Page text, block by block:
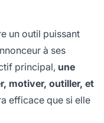
un outil puissant
à ses
principal, une
motiver, outiller, et
efficaceque si elle